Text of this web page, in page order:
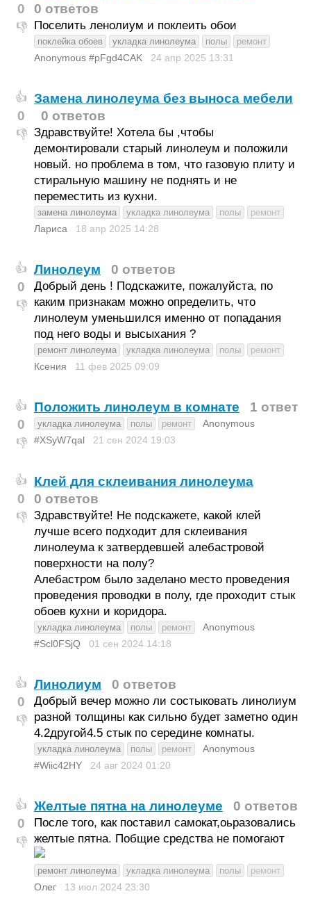
0
👎
0 ответов
Поселить ленолиум и поклеить обои
поклейка обоев укладка линолеума полы ремонт
Anonymous #pFgd4CAK 24 апр 2025 13:31
👍
0
👎
Замена линолеума без выноса мебели
0 ответов
Здравствуйте! Хотела бы ,чтобы
демонтировали старый линолеум и положили
новый. но проблема в том, что газовую плиту и
стиральную машину не поднять и не
переместить из кухни.
замена линолеума укладка линолеума полы ремонт
Лариса 18 апр 2025 14:28
👍
0
👎
Линолеум 0 ответов
Добрый день ! Подскажите, пожалуйста, по
каким признакам можно определить, что
линолеум уменьшился именно от попадания
под него воды и высыхания ?
ремонт линолеума укладка линолеума полы ремонт
Ксения 11 фев 2025 09:09
👍
0
👎
Положить линолеум в комнате 1 ответ
укладка линолеума полы ремонт
Anonymous
#XSyW7qal
21 сен 2024 19:03
👍
0
👎
Клей для склеивания линолеума
0 ответов
Здравствуйте! Не подскажете, какой клей
лучше всего подходит для склеивания
линолеума к затвердевшей алебастровой
поверхности на полу?
Алебастром было заделано место проведения
проведения проводки в полу, где проходит стык
обоев кухни и коридора.
укладка линолеума полы ремонт
Anonymous
#Scl0FSjQ
01 сен 2024 14:18
👍
0
👎
Линолиум 0 ответов
Добрый вечер можно ли состыковать линолиум
разной толщины как сильно будет заметно один
4.2другой4.5 стык по середине комнаты.
укладка линолеума полы ремонт
Anonymous
#Wiic42HY
24 авг 2024 01:20
👍
0
👎
Желтые пятна на линолеуме 0 ответов
После того, как поставил самокат,оьразовались
желтые пятна. Побщие средства не помогают
ремонт линолеума укладка линолеума полы ремонт
Олег 13 июл 2024 23:30